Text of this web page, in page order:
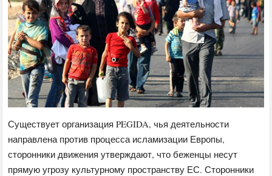
Существует организация PEGIDA, чья деятельности
направлена против процесса исламизации Европы,
сторонники движения утверждают, что беженцы несут
прямую угрозу культурному пространству ЕС. Сторонники